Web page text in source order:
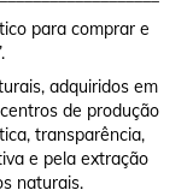
para comprar e
adquiridos em
de produção
transparência,
e pela extração
naturais.